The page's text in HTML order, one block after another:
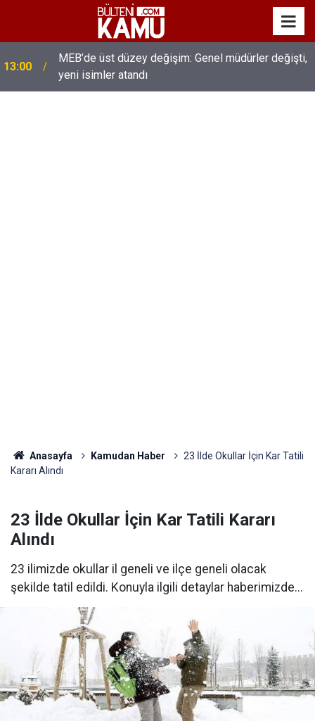
13:00
MEB’de üst düzey değişim: Genel müdürler değişti,
yeni isimler atandı
Anasayfa Kamudan Haber
23 İlde Okullar İçin Kar Tatili
Kararı Alındı
23 İlde Okullar İçin Kar Tatili Kararı
Alındı
23 ilimizde okullar il geneli ve ilçe geneli olacak
şekilde tatil edildi. Konuyla ilgili detaylar haberimizde...